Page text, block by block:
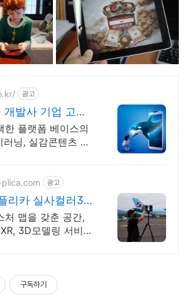
광고
개발사 기업 고객
한 플랫폼 베이스의
러닝, 실감콘텐츠 전
광고
리카 실사컬러3D
전문
처 맵을 갖춘 공간,
3D모델링 서비스
구독하기